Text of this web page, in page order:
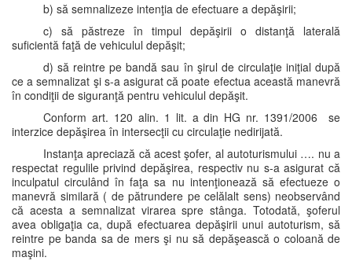
b) să semnalizeze intenţia de efectuare a depăşirii;
c) să păstreze în timpul depăşirii o distanţă laterală
suficientă faţă de vehiculul depăşit;
d) să reintre pe bandă sau în şirul de circulaţie iniţial după
ce a semnalizat şi s-a asigurat că poate efectua această manevră
în condiţii de siguranţă pentru vehiculul depăşit.
Conform art. 120 alin. 1 lit. a din HG nr. 1391/2006 se
interzice depăşirea în intersecţii cu circulaţie nedirijată.
Instanţa apreciază că acest şofer, al autoturismului …. nu a
respectat regulile privind depăşirea, respectiv nu s-a asigurat că
inculpatul circulând în faţa sa nu intenţionează să efectueze o
manevră similară ( de pătrundere pe celălalt sens) neobservând
că acesta a semnalizat virarea spre stânga. Totodată, şoferul
avea obligaţia ca, după efectuarea depăşirii unui autoturism, să
reintre pe banda sa de mers şi nu să depăşească o coloană de
maşini.